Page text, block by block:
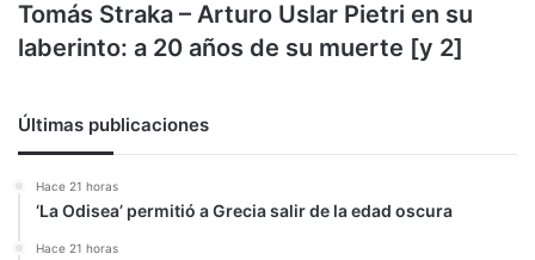
Tomás Straka – Arturo Uslar Pietri en su
laberinto: a 20 años de su muerte [y 2]
Últimas publicaciones
Hace 21 horas
‘La Odisea’ permitió a Grecia salir de la edad oscura
Hace 21 horas